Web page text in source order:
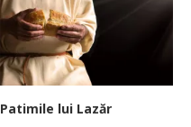
Patimile lui Lazăr